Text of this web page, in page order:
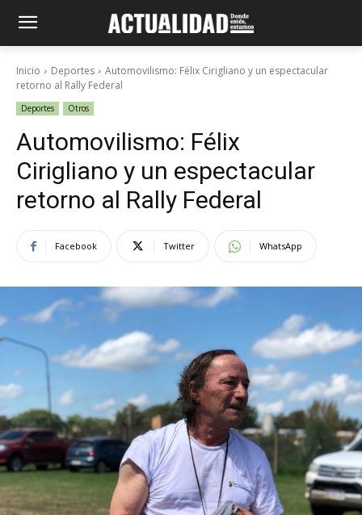
Inicio Deportes
Automovilismo: Félix Cirigliano y un espectacular
retorno al Rally Federal
Deportes Otros
Automovilismo: Félix
Cirigliano y un espectacular
retorno al Rally Federal
Facebook Twitter WhatsApp